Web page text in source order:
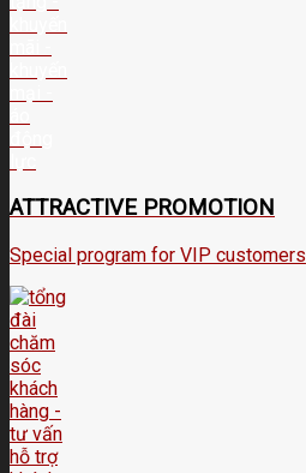
ATTRACTIVE PROMOTION
Special program for VIP customers